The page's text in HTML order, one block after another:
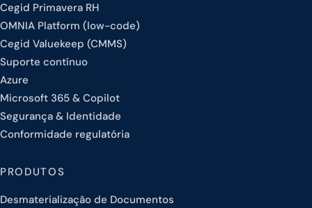
Cegid Primavera RH
OMNIA Platform (low-code)
Cegid Valuekeep (CMMS)
Suporte contínuo
Azure
Microsoft 365 & Copilot
Segurança & Identidade
Conformidade regulatória
PRODUTOS
Desmaterialização de Documentos